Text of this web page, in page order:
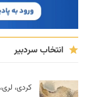
انتخاب سردبیر
کردی،